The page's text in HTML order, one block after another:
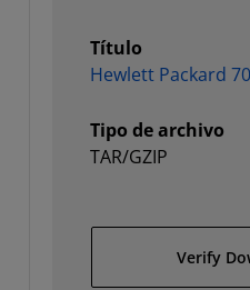
Título
Hewlett Packard
Tipo de archivo
TAR/GZIP
Verify